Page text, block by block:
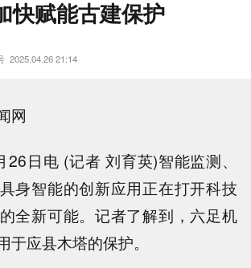
快赋能古建保护
2025.04.26 21:14
网
日电 (记者 刘育英)智能监测、
身智能的创新应用正在打开科技
全新可能。记者了解到，六足机
于应县木塔的保护。